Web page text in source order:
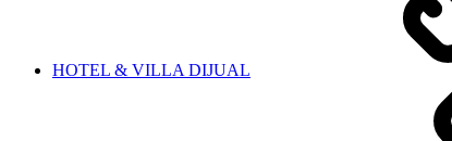
HOTEL & VILLA DIJUAL